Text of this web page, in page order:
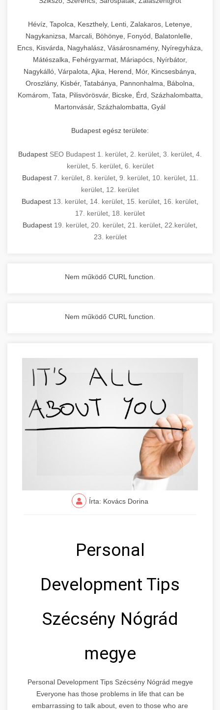
Hévíz, Tapolca, Keszthely, Lenti, Zalakaros, Letenye,
Nagykanizsa, Marcali, Böhönye, Fonyód, Balatonlelle,
Encs, Kisvárda, Nagyhalász, Vásárosnamény, Nyíregyháza,
Mátészalka, Fehérgyarmat, Máriapócs, Nyírbátor,
Nagykálló, Várpalota, Ajka, Herend, Mór, Kincsesbánya,
Oroszlány, Kisbér, Tatabánya, Pannonhalma, Bábolna,
Komárom, Tata, Pilisvörösvár, Bicske, Érd, Százhalombatta,
Martonvásár, Százhalombatta, Gyál
Budapest egész területe:
Budapest SEO Budapest 1. kerület 2. kerület 3. kerület 4.
kerület, 5. kerület, 6. kerület
Budapest 7. kerület, 8. kerület, 9. kerület, 10. kerület, 11.
kerület 12. kerület
Budapest 13. kerület 14. kerület 15. kerület 16. kerület
17. kerület 18. kerület
Budapest 19. kerület 20. kerület 21. kerület 22.kerület
23. kerület
Nem működő CURL function.
Nem működő CURL function.
Írta: Kovács Dorina
Personal
Development Tips
Szécsény Nógrád
megye
Personal Development Tips Szécsény Nógrád megye
Everyone has those problems in life that can be
embarrassing to talk about, even to those who are